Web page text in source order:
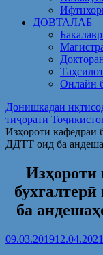
ДОВТАЛАБ
Онлайн
Донишкадаи
тиҷорати
Изҳороти кафедраи
ДДТТ оид ба
Изҳороти
ба
09.03.201912.04.2021